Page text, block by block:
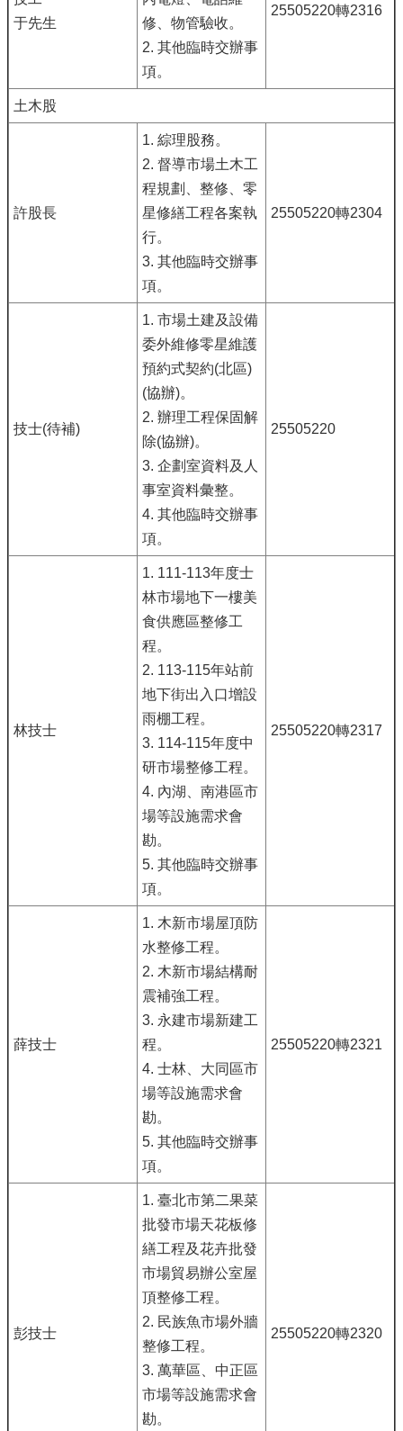
于先生
修、物管驗收。
2. 其他臨時交辦事
項。
25505220轉2316
土木股
許股長
1. 綜理股務。
2. 督導市場土木工
程規劃、整修、零
星修繕工程各案執
行。
3. 其他臨時交辦事
項。
25505220轉2304
技士(待補)
1. 市場土建及設備
委外維修零星維護
預約式契約(北區)
(協辦)。
2. 辦理工程保固解
除(協辦)。
3. 企劃室資料及人
事室資料彙整。
4. 其他臨時交辦事
項。
25505220
林技士
1. 111-113年度士
林市場地下一樓美
食供應區整修工
程。
2. 113-115年站前
地下街出入口增設
雨棚工程。
3. 114-115年度中
研市場整修工程。
4. 內湖、南港區市
場等設施需求會
勘。
5. 其他臨時交辦事
項。
25505220轉2317
薛技士
1. 木新市場屋頂防
水整修工程。
2. 木新市場結構耐
震補強工程。
3. 永建市場新建工
程。
4. 士林、大同區市
場等設施需求會
勘。
5. 其他臨時交辦事
項。
25505220轉2321
彭技士
1. 臺北市第二果菜
批發市場天花板修
繕工程及花卉批發
市場貿易辦公室屋
頂整修工程。
2. 民族魚市場外牆
整修工程。
3. 萬華區、中正區
市場等設施需求會
勘。
25505220轉2320